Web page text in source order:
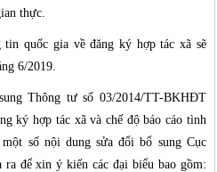
thực.
tin quốc gia về đăng ký hợp tác xã sẽ
6/2019.
Thông tư số 03/2014/TT-BKHĐT
ký hợp tác xã và chế độ báo cáo tình
số nội dung sửa đổi bổ sung Cục
để xin ý kiến các đại biểu bao gồm: